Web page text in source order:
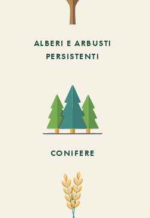
ALBERI E ARBUSTI
PERSISTENTI
CONIFERE